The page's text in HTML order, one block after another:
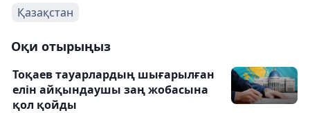
Қазақстан
Оқи отырыңыз
Тоқаев тауарлардың шығарылған
елін айқындаушы заң жобасына
қол қойды